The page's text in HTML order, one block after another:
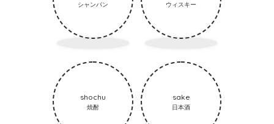
シャンパン ウィスキー
shochu
焼酎
sake
日本酒